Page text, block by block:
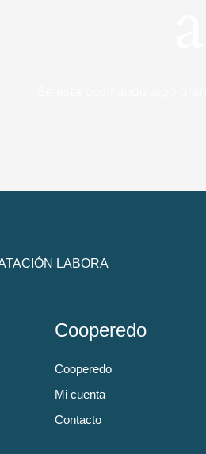
LABORA
Cooperedo
Cooperedo
Mi cuenta
Contacto